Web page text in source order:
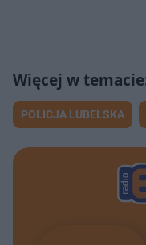
POLICJA LUBELSKA